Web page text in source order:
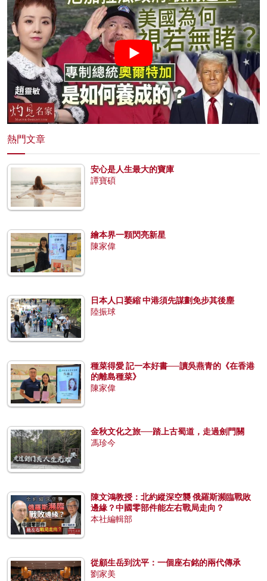
熱門文章
安心是人生最大的寶庫
譚寶碩
繪本界一顆閃亮新星
陳家偉
日本人口萎縮 中港須先謀劃免步其後塵
陸振球
種菜得愛 記一本好書──讀吳燕青的《在香港
的離島種菜》
陳家偉
金秋文化之旅──踏上古蜀道，走過劍門關
馮珍今
陳文鴻教授：北約縱深空襲 俄羅斯瀕臨戰敗
邊緣？中國零部件能左右戰局走向？
本社編輯部
從顧生岳到沈平：一個座右銘的兩代傳承
劉家美